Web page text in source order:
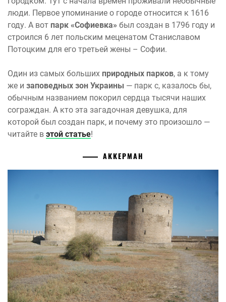
люди. Первое упоминание о городе относится к 1616
году. А вот парк «Софиевка» был создан в 1796 году и
строился 6 лет польским меценатом Станиславом
Потоцким для его третьей жены – Софии.
Один из самых больших природных парков, а к тому
же и заповедных зон Украины — парк с, казалось бы,
обычным названием покорил сердца тысячи наших
сограждан. А кто эта загадочная девушка, для
которой был создан парк, и почему это произошло —
читайте в этой статье!
АККЕРМАН